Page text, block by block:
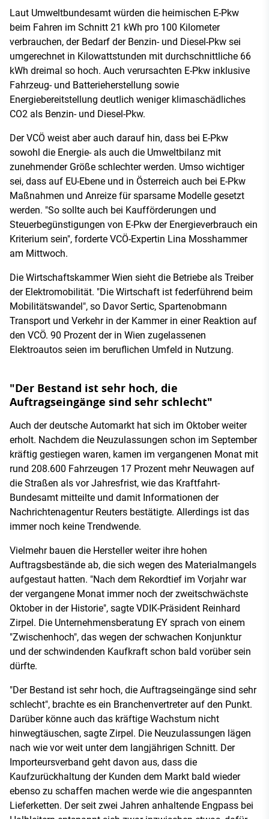
Laut Umweltbundesamt würden die heimischen E-Pkw
beim Fahren im Schnitt 21 kWh pro 100 Kilometer
verbrauchen, der Bedarf der Benzin- und Diesel-Pkw sei
umgerechnet in Kilowattstunden mit durchschnittliche 66
kWh dreimal so hoch. Auch verursachten E-Pkw inklusive
Fahrzeug- und Batterieherstellung sowie
Energiebereitstellung deutlich weniger klimaschädliches
CO2 als Benzin- und Diesel-Pkw.
Der VCÖ weist aber auch darauf hin, dass bei E-Pkw
sowohl die Energie- als auch die Umweltbilanz mit
zunehmender Größe schlechter werden. Umso wichtiger
sei, dass auf EU-Ebene und in Österreich auch bei E-Pkw
Maßnahmen und Anreize für sparsame Modelle gesetzt
werden. "So sollte auch bei Kaufförderungen und
Steuerbegünstigungen von E-Pkw der Energieverbrauch ein
Kriterium sein", forderte VCÖ-Expertin Lina Mosshammer
am Mittwoch.
Die Wirtschaftskammer Wien sieht die Betriebe als Treiber
der Elektromobilität. "Die Wirtschaft ist federführend beim
Mobilitätswandel", so Davor Sertic, Spartenobmann
Transport und Verkehr in der Kammer in einer Reaktion auf
den VCÖ. 90 Prozent der in Wien zugelassenen
Elektroautos seien im beruflichen Umfeld in Nutzung.
"Der Bestand ist sehr hoch, die
Auftragseingänge sind sehr schlecht"
Auch der deutsche Automarkt hat sich im Oktober weiter
erholt. Nachdem die Neuzulassungen schon im September
kräftig gestiegen waren, kamen im vergangenen Monat mit
rund 208.600 Fahrzeugen 17 Prozent mehr Neuwagen auf
die Straßen als vor Jahresfrist, wie das Kraftfahrt-
Bundesamt mitteilte und damit Informationen der
Nachrichtenagentur Reuters bestätigte. Allerdings ist das
immer noch keine Trendwende.
Vielmehr bauen die Hersteller weiter ihre hohen
Auftragsbestände ab, die sich wegen des Materialmangels
aufgestaut hatten. "Nach dem Rekordtief im Vorjahr war
der vergangene Monat immer noch der zweitschwächste
Oktober in der Historie", sagte VDIK-Präsident Reinhard
Zirpel. Die Unternehmensberatung EY sprach von einem
"Zwischenhoch", das wegen der schwachen Konjunktur
und der schwindenden Kaufkraft schon bald vorüber sein
dürfte.
"Der Bestand ist sehr hoch, die Auftragseingänge sind sehr
schlecht", brachte es ein Branchenvertreter auf den Punkt.
Darüber könne auch das kräftige Wachstum nicht
hinwegtäuschen, sagte Zirpel. Die Neuzulassungen lägen
nach wie vor weit unter dem langjährigen Schnitt. Der
Importeursverband geht davon aus, dass die
Kaufzurückhaltung der Kunden dem Markt bald wieder
ebenso zu schaffen machen werde wie die angespannten
Lieferketten. Der seit zwei Jahren anhaltende Engpass bei